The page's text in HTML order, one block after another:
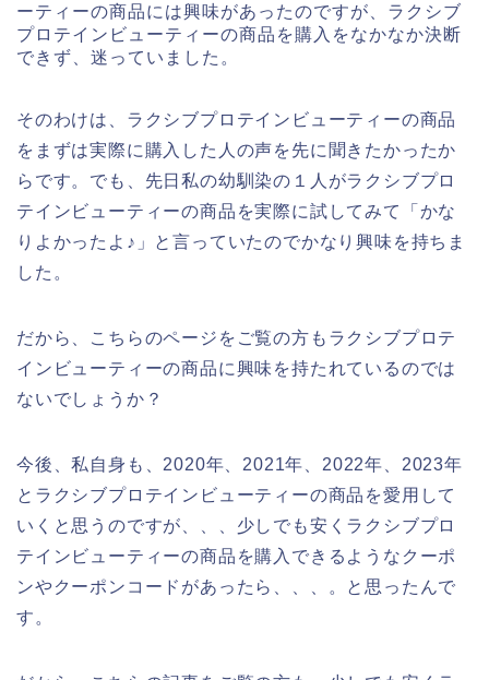
ーティーの商品には興味があったのですが、ラクシブ
プロテインビューティーの商品を購入をなかなか決断
できず、迷っていました。
そのわけは、ラクシブプロテインビューティーの商品
をまずは実際に購入した人の声を先に聞きたかったか
らです。でも、先日私の幼馴染の１人がラクシブプロ
テインビューティーの商品を実際に試してみて「かな
りよかったよ♪」と言っていたのでかなり興味を持ちま
した。
だから、こちらのページをご覧の方もラクシブプロテ
インビューティーの商品に興味を持たれているのでは
ないでしょうか？
今後、私自身も、2020年、2021年、2022年、2023年
とラクシブプロテインビューティーの商品を愛用して
いくと思うのですが、、、少しでも安くラクシブプロ
テインビューティーの商品を購入できるようなクーポ
ンやクーポンコードがあったら、、、。と思ったんで
す。